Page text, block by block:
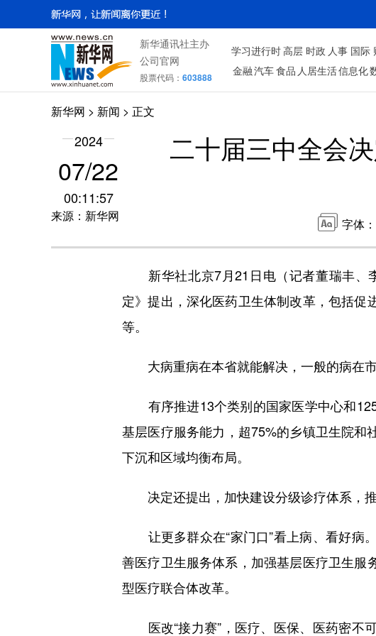
新华通讯社主办
公司官网
股票代码： 603888
学习进行时 高层 时政 人事 国际
金融 汽车 食品 人居生活信息化
新华网 > 新闻 > 正文
2024
07/22
00:11:57
来源：新华网
二十届三中全会
字体：
新华社北京7月21日电（记者董瑞丰、
定》提出，深化医药卫生体制改革，包括促
等。
大病重病在本省就能解决，一般的病在市
有序推进13个类别的国家医学中心和125
基层医疗服务能力，超75%的乡镇卫生院
下沉和区域均衡布局。
决定还提出，加快建设分级诊疗体系，推
让更多群众在“家门口”看上病、看好病。
善医疗卫生服务体系，加强基层医疗卫生服
型医疗联合体改革。
医改“接力赛”，医疗、医保、医药密不可